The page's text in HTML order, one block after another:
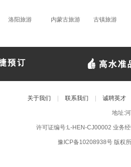
洛阳旅游 内蒙古旅游
古镇旅游
关于我们 联系我们 诚聘英才
地址:
许可证编号:L-HEN-CJ00002 业务
豫ICP备10208938号 版权